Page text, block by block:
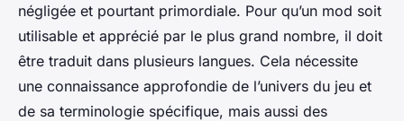
négligée et pourtant primordiale. Pour qu’un mod soit
utilisable et apprécié par le plus grand nombre, il doit
être traduit dans plusieurs langues. Cela nécessite
une connaissance approfondie de l’univers du jeu et
de sa terminologie spécifique, mais aussi des